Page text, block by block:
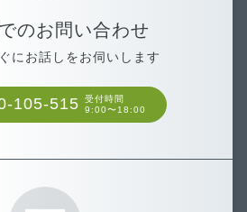
のお問い合わせ
にお話しをお伺いします
105-515
受付時間
9:00〜18:00